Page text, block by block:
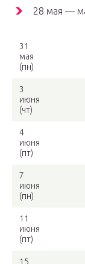
28 мая —
31
мая
(пн)
3
июня
(чт)
4
июня
(пт)
7
июня
(пн)
11
июня
(пт)
15